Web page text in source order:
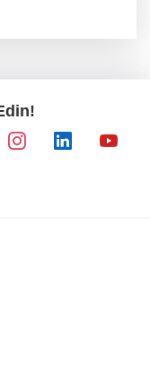
hasadı yapıldı
'Terörsüz